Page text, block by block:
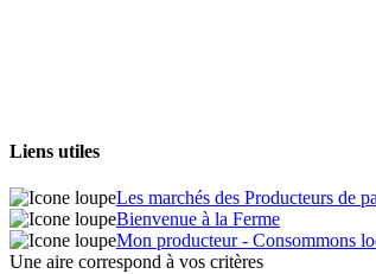
Liens utiles
Les marchés des Producteurs de
Bienvenue à la Ferme
Mon producteur - Consommons
Une aire correspond à vos critères